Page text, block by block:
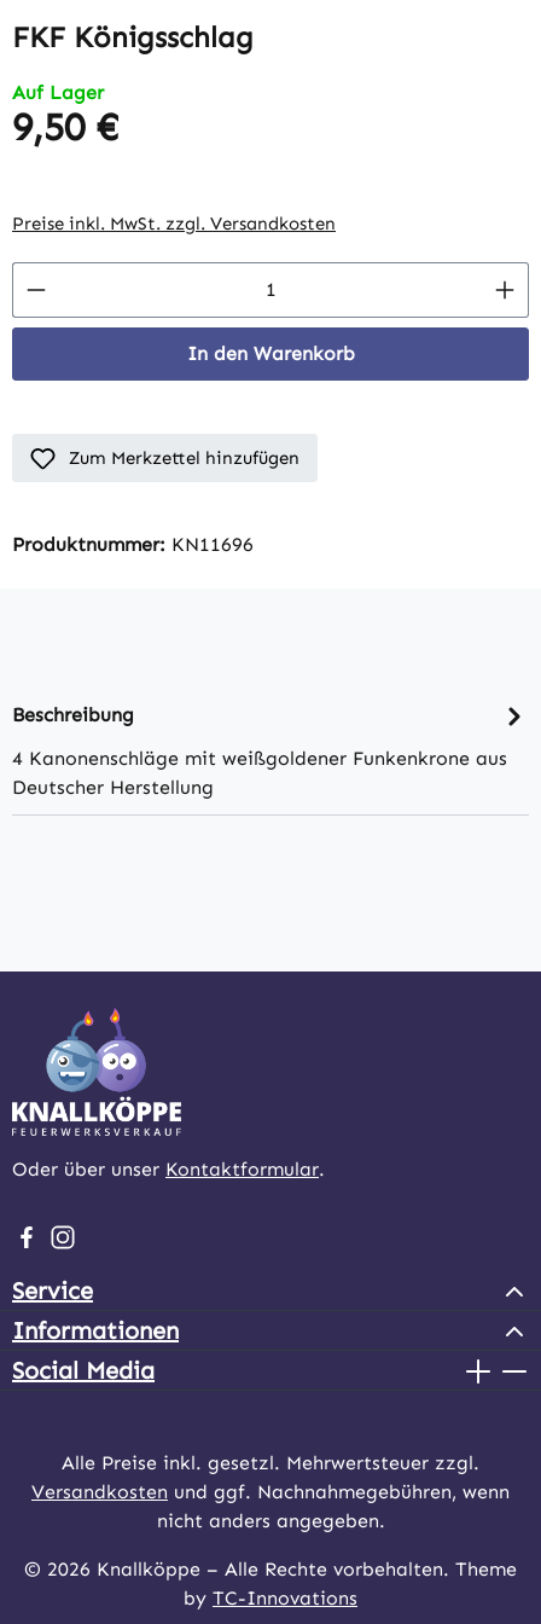
FKF Königsschlag
Auf Lager
Regulärer Preis:
9,50 €
Preise inkl. MwSt. zzgl. Versandkosten
Produkt Anzahl: Gib den gewünschten
In den Warenkorb
Zum Merkzettel hinzufügen
Produktnummer: KN11696
Beschreibung
4 Kanonenschläge mit weißgoldener Funkenkrone aus
Deutscher Herstellung
Oder über unser Kontaktformular.
Besuche uns auf Facebook – öffnet in neuem Tab
Schau auf Instagram vorbei – öffnet in neuem Tab
Service
Informationen
Social Media
Alle Preise inkl. gesetzl. Mehrwertsteuer zzgl.
Versandkosten und ggf. Nachnahmegebühren, wenn
nicht anders angegeben.
© 2026 Knallköppe – Alle Rechte vorbehalten. Theme
by TC-Innovations